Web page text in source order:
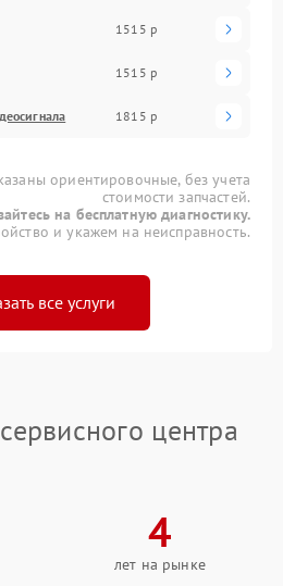
1515 р
1515 р
1815 р
ориентировочные, без учета
стоимости запчастей.
на бесплатную диагностику.
и укажем на неисправность.
все услуги
центра
4
лет на рынке